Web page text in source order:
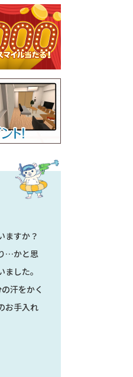
ますか？
…かと思
した。
汗をかく
お手入れ